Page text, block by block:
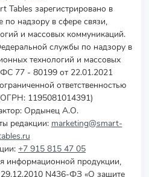
Tables зарегистрировано в
надзору в сфере связи,
и массовых коммуникаций.
службы по надзору в
технологий и массовых
77 - 80199 от 22.01.2021
ответственностью
1195081014391)
Ордынец А.О.
редакции: marketing@smart-
+7 915 815 47 05
информационной продукции,
N436-ФЗ «О защите